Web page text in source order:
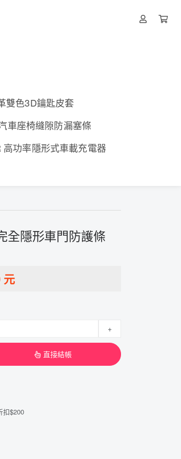
雙色3D鑰匙皮套
車座椅縫隙防漏塞條
高功率隱形式車載充電器
全隱形車門防護條
元
+
直接結帳
扣$200